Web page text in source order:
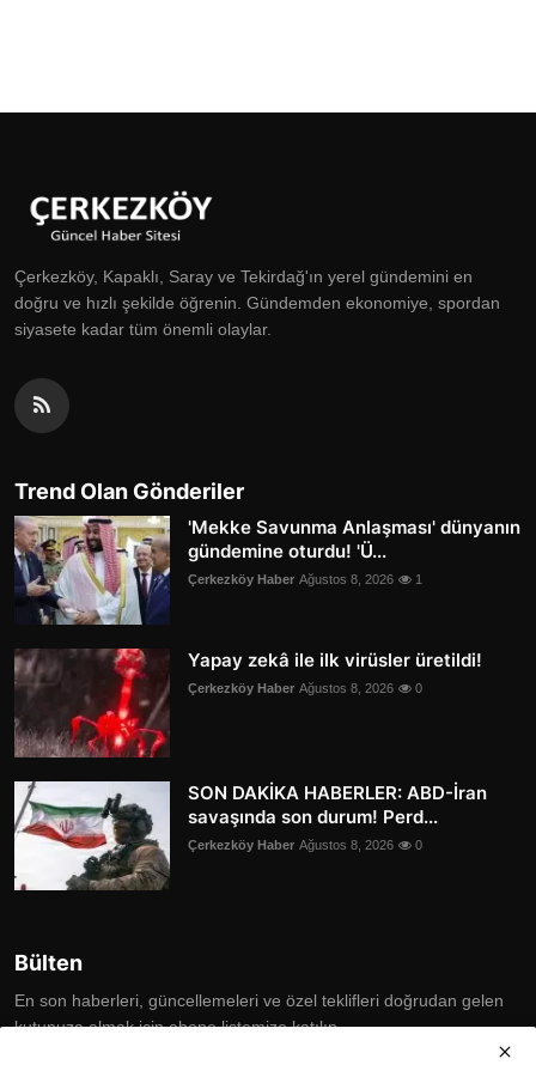
Çerkezköy, Kapaklı, Saray ve Tekirdağ'ın yerel gündemini en
doğru ve hızlı şekilde öğrenin. Gündemden ekonomiye, spordan
siyasete kadar tüm önemli olaylar.
Trend Olan Gönderiler
'Mekke Savunma Anlaşması' dünyanın
gündemine oturdu! 'Ü...
Çerkezköy Haber Ağustos 8, 2026 1
Yapay zekâ ile ilk virüsler üretildi!
Çerkezköy Haber Ağustos 8, 2026 0
SON DAKİKA HABERLER: ABD-İran
savaşında son durum! Perd...
Çerkezköy Haber Ağustos 8, 2026 0
Bülten
En son haberleri, güncellemeleri ve özel teklifleri doğrudan gelen
kutunuza almak için abone listemize katılın